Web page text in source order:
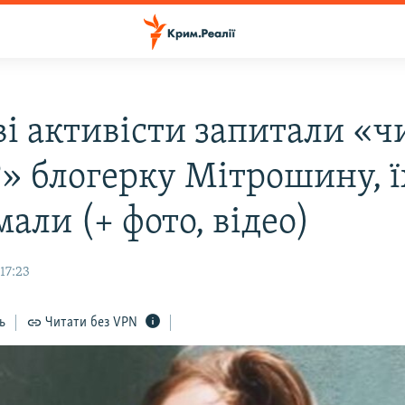
активісти запитали
блогерку Мітрошину,
(+ фото, відео)
Читати без VPN